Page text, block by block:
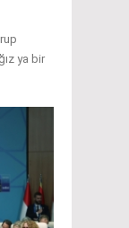
ya bir